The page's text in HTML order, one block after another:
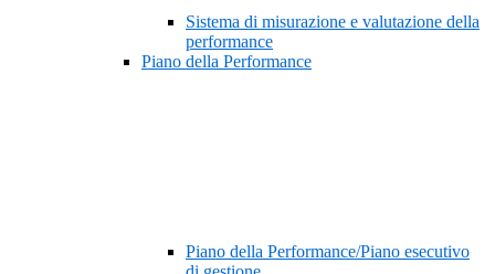
Sistema di misurazione e valutazione della
performance
Piano della Performance
Piano della Performance/Piano esecutivo